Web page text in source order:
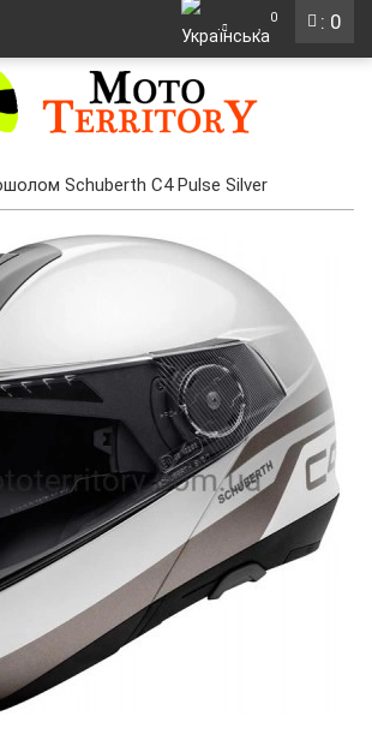
: 0
0
Schuberth C4 Pulse Silver